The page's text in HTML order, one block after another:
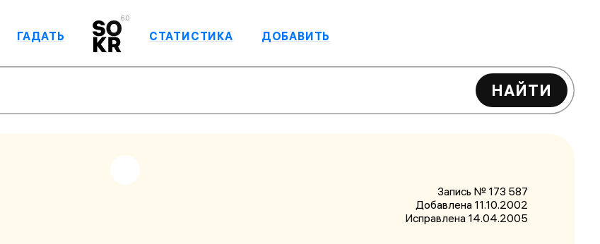
6.0
ГАДАТЬ СТАТИСТИКА ДОБАВИТЬ
НАЙТИ
Запись № 173 587
Добавлена 11.10.2002
Исправлена14.04.2005